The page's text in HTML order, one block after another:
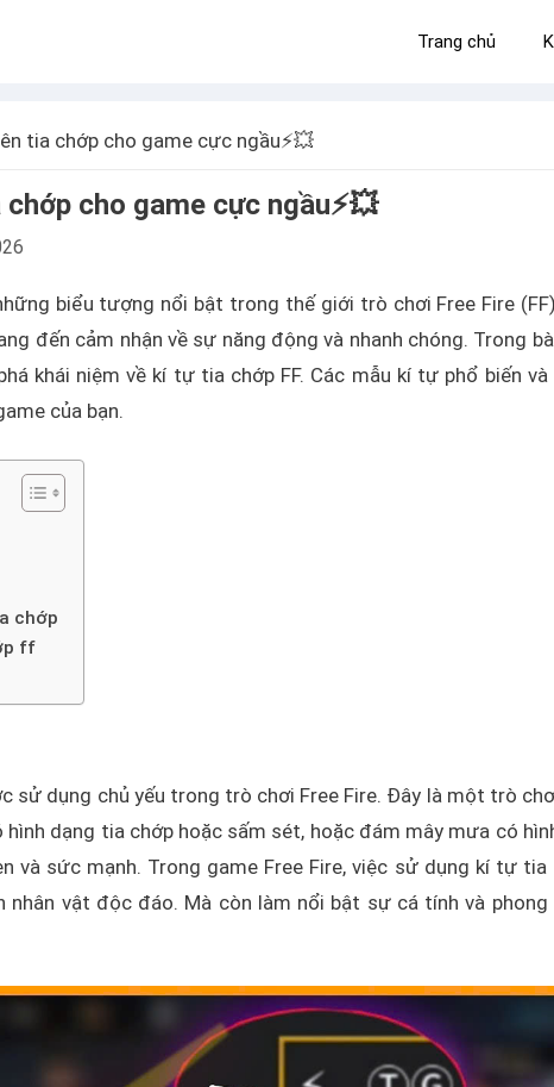
Trang chủ
tia chớp cho game cực ngầu⚡️💥
cho game cực ngầu⚡️💥
biểu tượng nổi bật trong thế giới trò chơi Free Fire
đến cảm nhận về sự năng động và nhanh chóng. Trong
khái niệm về kí tự tia chớp FF. Các mẫu kí tự phổ biến và
của bạn.
chớp
ff
sử dụng chủ yếu trong trò chơi Free Fire. Đây là một trò
dạng tia chớp hoặc sấm sét, hoặc đám mây mưa có
và sức mạnh. Trong game Free Fire, việc sử dụng kí tự tia
vật độc đáo. Mà còn làm nổi bật sự cá tính và phong